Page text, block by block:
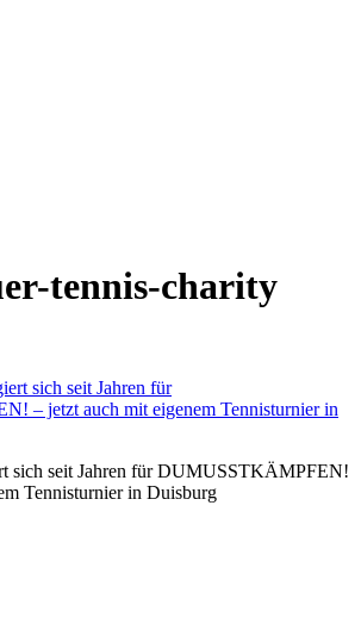
tennis-charity
sich seit Jahren für DUMUSSTKÄMPFEN!
Tennisturnier in Duisburg